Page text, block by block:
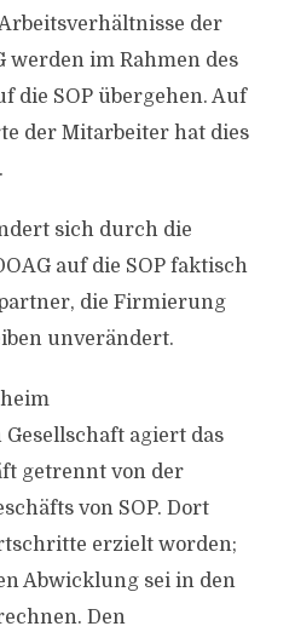
der
werden im Rahmen des
die SOP übergehen. Auf
der Mitarbeiter hat dies
sich durch die
auf die SOP faktisch
die Firmierung
unverändert.
agiert das
getrennt von der
von SOP. Dort
erzielt worden;
Abwicklung sei in den
Den